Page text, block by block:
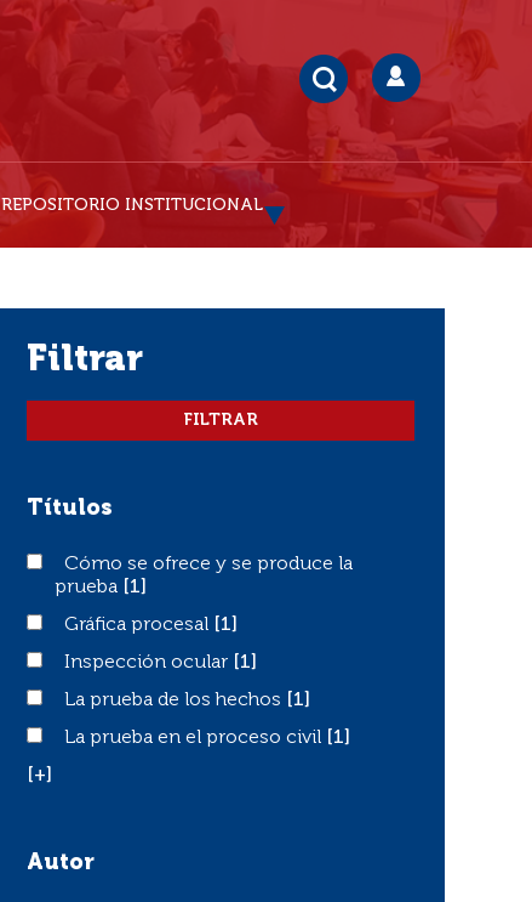
REPOSITORIO INSTITUCIONAL
filtrar
Títulos
Cómo se ofrece y se produce la prueba
Cómo se ofrece y se produce la
prueba
[1]
Gráfica procesal
Gráfica procesal
[1]
Inspección ocular
Inspección ocular
[1]
La prueba de los hechos
La prueba de los hechos
[1]
La prueba en el proceso civil
La prueba en el proceso civil
[1]
[+]
Autor